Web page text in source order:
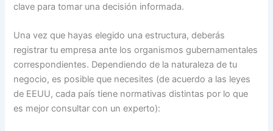
clave para tomar una decisión informada.
Una vez que hayas elegido una estructura, deberás
registrar tu empresa ante los organismos gubernamentales
correspondientes. Dependiendo de la naturaleza de tu
negocio, es posible que necesites (de acuerdo a las leyes
de EEUU, cada país tiene normativas distintas por lo que
es mejor consultar con un experto):